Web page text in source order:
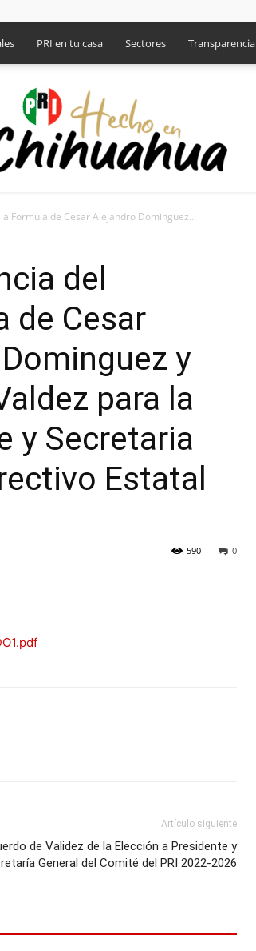
PRI en tu casa Sectores Transparencia
|
CDE
Formula de Cesar Alejandro Dominguez...
del
de Cesar
y
para la
y Secretaria
Estatal
0
590
Artículo siguiente
de Validez de la Elección a Presidente y
General del Comité del PRI 2022-2026